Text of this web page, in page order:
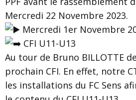
Mercredi 22 Novembre 2023.
Mercredi 1er Novembre
CFI U11-U13
Au tour de Bruno BILLOTTE
prochain CFI. En effet, notre
les installations du FC Sens